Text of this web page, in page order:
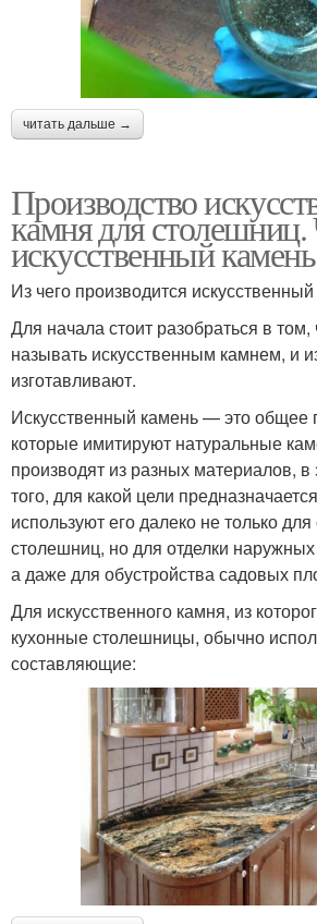
читать дальше →
Производство
камня для столешниц.
искусственный
Из чего производится
Для начала стоит разобраться в том,
называть искусственным камнем, и
изготавливают.
Искусственный камень — это общее
которые имитируют натуральные
производят из разных материалов, в
того, для какой цели
используют его далеко не только
столешниц, но для отделки
а даже для обустройства садовых
Для искусственного камня, из
кухонные столешницы, обычно
составляющие: